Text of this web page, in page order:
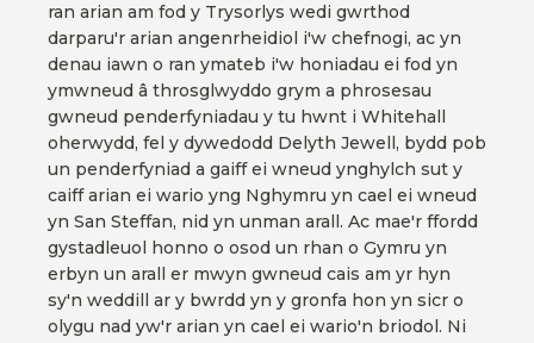
ran arian am fod y Trysorlys wedi gwrthod
darparu'r arian angenrheidiol i'w chefnogi, ac yn
denau iawn o ran ymateb i'w honiadau ei fod yn
ymwneud â throsglwyddo grym a phrosesau
gwneud penderfyniadau y tu hwnt i Whitehall
oherwydd, fel y dywedodd Delyth Jewell, bydd pob
un penderfyniad a gaiff ei wneud ynghylch sut y
caiff arian ei wario yng Nghymru yn cael ei wneud
yn San Steffan, nid yn unman arall. Ac mae'r ffordd
gystadleuol honno o osod un rhan o Gymru yn
erbyn un arall er mwyn gwneud cais am yr hyn
sy'n weddill ar y bwrdd yn y gronfa hon yn sicr o
olygu nad yw'r arian yn cael ei wario'n briodol. Ni